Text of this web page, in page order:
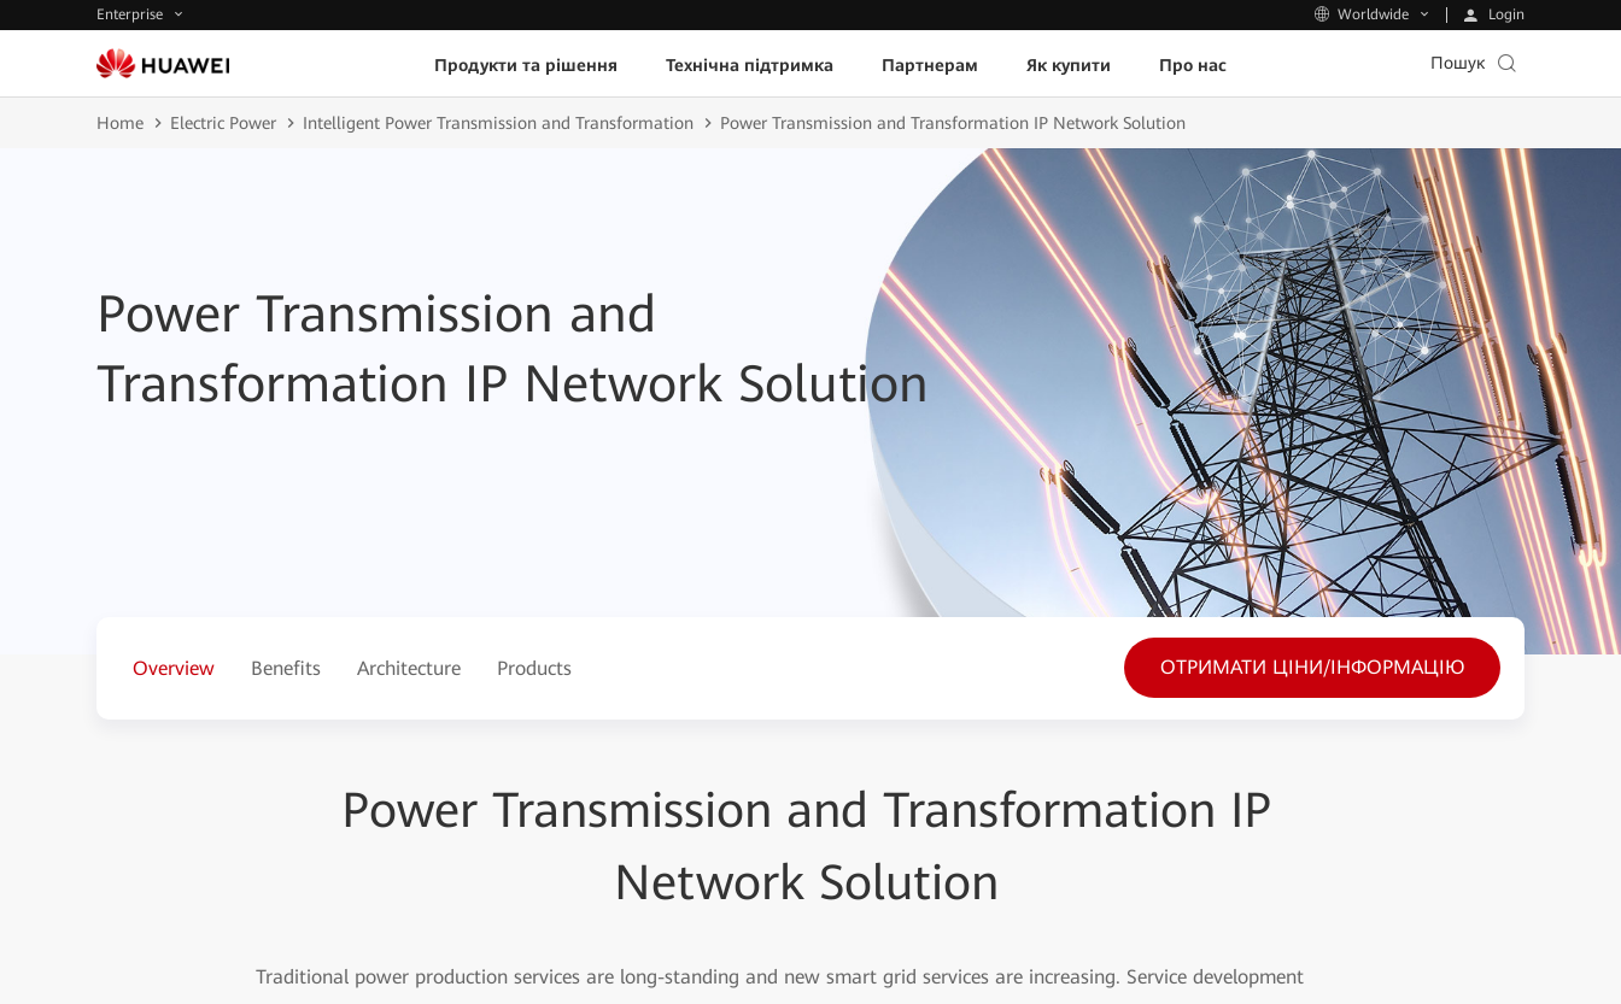
Enterprise Worldwide Login
Продукти та рішення Технічна підтримка Партнерам Як купити Про нас Пошук
Home Electric Power Intelligent Power Transmission and Transformation Power Transmission and Transformation IP Network Solution
Power Transmission and
Transformation IP Network Solution
Overview Benefits Architecture Products ОТРИМАТИ ЦІНИ/ІНФОРМАЦІЮ
Power Transmission and Transformation IP
Network Solution
Traditional power production services are long-standing and new smart grid services are increasing. Service development